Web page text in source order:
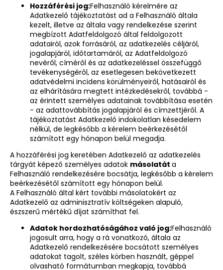
Hozzáférési jog:Felhasználó kérelmére az
Adatkezelő tájékoztatást ad a Felhasználó általa
kezelt, illetve az általa vagy rendelkezése szerint
megbízott Adatfeldolgozó által feldolgozott
adatairól, azok forrásáról, az adatkezelés céljáról,
jogalapjáról, időtartamáról, az Adatfeldolgozó
nevéről, címéről és az adatkezeléssel összefüggő
tevékenységéről, az esetlegesen bekövetkezett
adatvédelmi incidens körülményeiről, hatásairól és
az elhárítására megtett intézkedésekről, továbbá -
az érintett személyes adatainak továbbítása esetén
- az adattovábbítás jogalapjáról és címzettjéről. A
tájékoztatást Adatkezelő indokolatlan késedelem
nélkül, de legkésőbb a kérelem beérkezésétől
számított egy hónapon belül megadja.
A hozzáférési jog keretében Adatkezelő az adatkezelés
tárgyát képező személyes adatok másolatát a
Felhasználó rendelkezésére bocsátja, legkésőbb a kérelem
beérkezésétől számított egy hónapon belül.
A Felhasználó által kért további másolatokért az
Adatkezelő az adminisztratív költségeken alapuló,
észszerű mértékű díjat számíthat fel.
Adatok hordozhatóságához való jog:Felhasználó
jogosult arra, hogy a rá vonatkozó, általa az
Adatkezelő rendelkezésére bocsátott személyes
adatokat tagolt, széles körben használt, géppel
olvasható formátumban megkapja, továbbá